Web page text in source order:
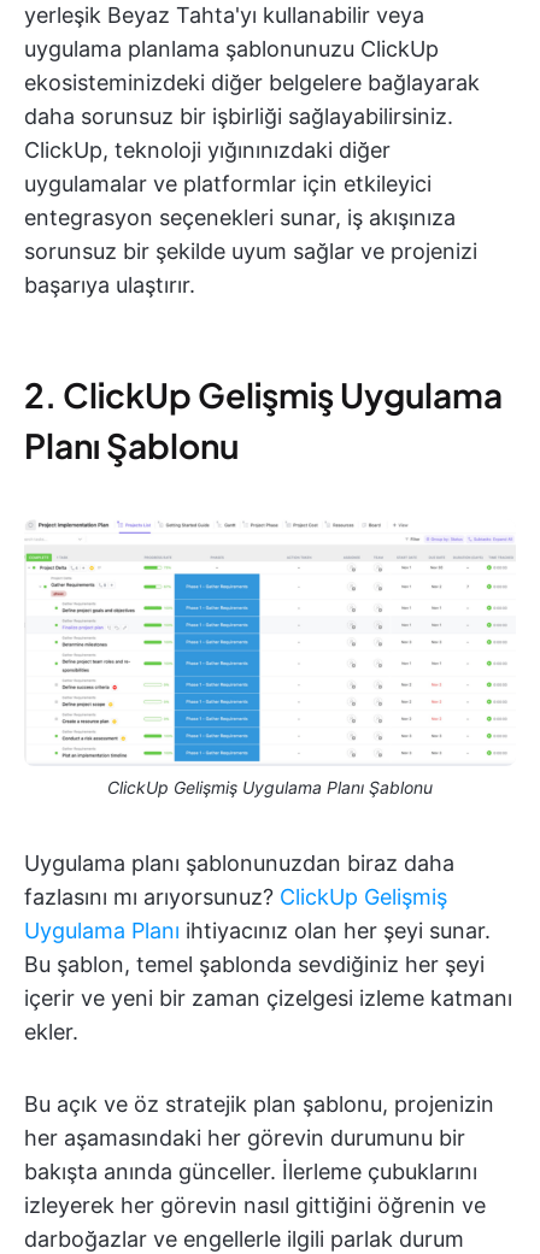
yerleşik Beyaz Tahta'yı kullanabilir veya
uygulama planlama şablonunuzu ClickUp
ekosisteminizdeki diğer belgelere bağlayarak
daha sorunsuz bir işbirliği sağlayabilirsiniz.
ClickUp, teknoloji yığınınızdaki diğer
uygulamalar ve platformlar için etkileyici
entegrasyon seçenekleri sunar, iş akışınıza
sorunsuz bir şekilde uyum sağlar ve projenizi
başarıya ulaştırır.
2. ClickUp Gelişmiş Uygulama
Planı Şablonu
ClickUp Gelişmiş Uygulama Planı Şablonu
Uygulama planı şablonunuzdan biraz daha
fazlasını mı arıyorsunuz? ClickUp Gelişmiş
Uygulama Planı ihtiyacınız olan her şeyi sunar.
Bu şablon, temel şablonda sevdiğiniz her şeyi
içerir ve yeni bir zaman çizelgesi izleme katmanı
ekler.
Bu açık ve öz stratejik plan şablonu, projenizin
her aşamasındaki her görevin durumunu bir
bakışta anında günceller. İlerleme çubuklarını
izleyerek her görevin nasıl gittiğini öğrenin ve
darboğazlar ve engellerle ilgili parlak durum